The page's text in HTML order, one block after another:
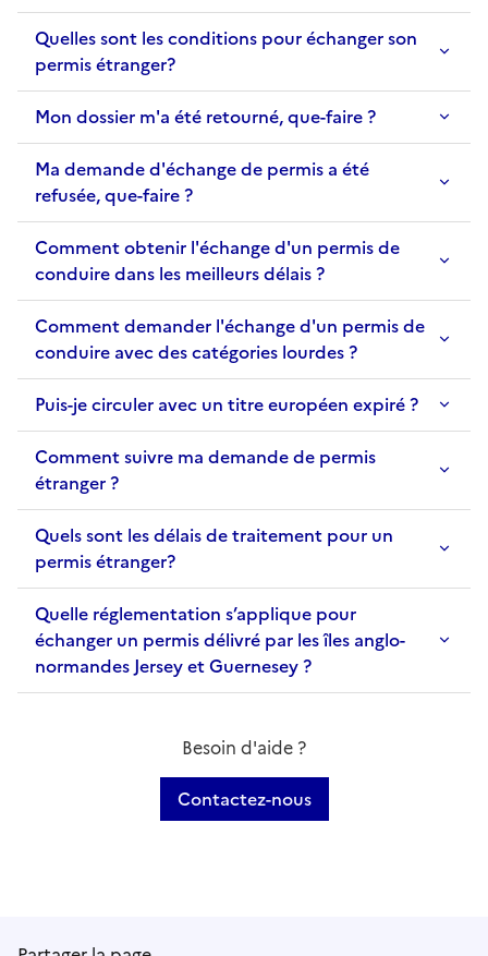
Quelles sont les conditions pour échanger son
permis étranger?
Mon dossier m'a été retourné, que-faire ?
Ma demande d'échange de permis a été
refusée, que-faire ?
Comment obtenir l'échange d'un permis de
conduire dans les meilleurs délais ?
Comment demander l'échange d'un permis de
conduire avec des catégories lourdes ?
Puis-je circuler avec un titre européen expiré ?
Comment suivre ma demande de permis
étranger ?
Quels sont les délais de traitement pour un
permis étranger?
Quelle réglementation s’applique pour
échanger un permis délivré par les îles anglo-
normandes Jersey et Guernesey ?
Besoin d'aide ?
Contactez-nous